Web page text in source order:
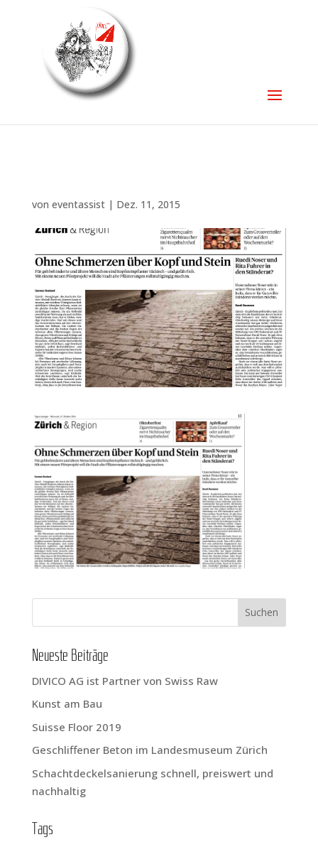
von eventassist| Dez. 11, 2015
Neu­es­te Beiträge
DIVICO AG ist Part­ner von Swiss Raw
Kunst am Bau
Suis­se Flo­or 2019
Geschlif­fe­ner Beton im Lan­des­mu­se­um Zürich
Schacht­de­ckel­sa­nie­rung schnell, preis­wert und
nachhaltig
Tags